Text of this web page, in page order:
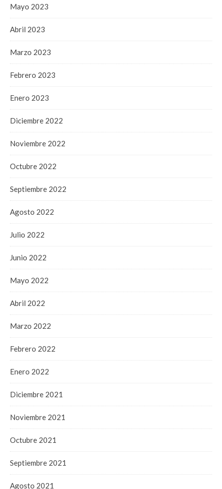
Mayo 2023
Abril 2023
Marzo 2023
Febrero 2023
Enero 2023
Diciembre 2022
Noviembre 2022
Octubre 2022
Septiembre 2022
Agosto 2022
Julio 2022
Junio 2022
Mayo 2022
Abril 2022
Marzo 2022
Febrero 2022
Enero 2022
Diciembre 2021
Noviembre 2021
Octubre 2021
Septiembre 2021
Agosto 2021